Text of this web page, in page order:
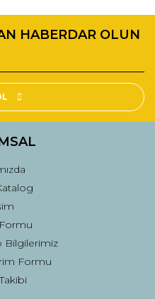
öneri formunu
ederiz.
görüntülenemiyor.
bulunuyor.
pahalı.
HABERDAR OLUN
Bilgilerimiz
Formu